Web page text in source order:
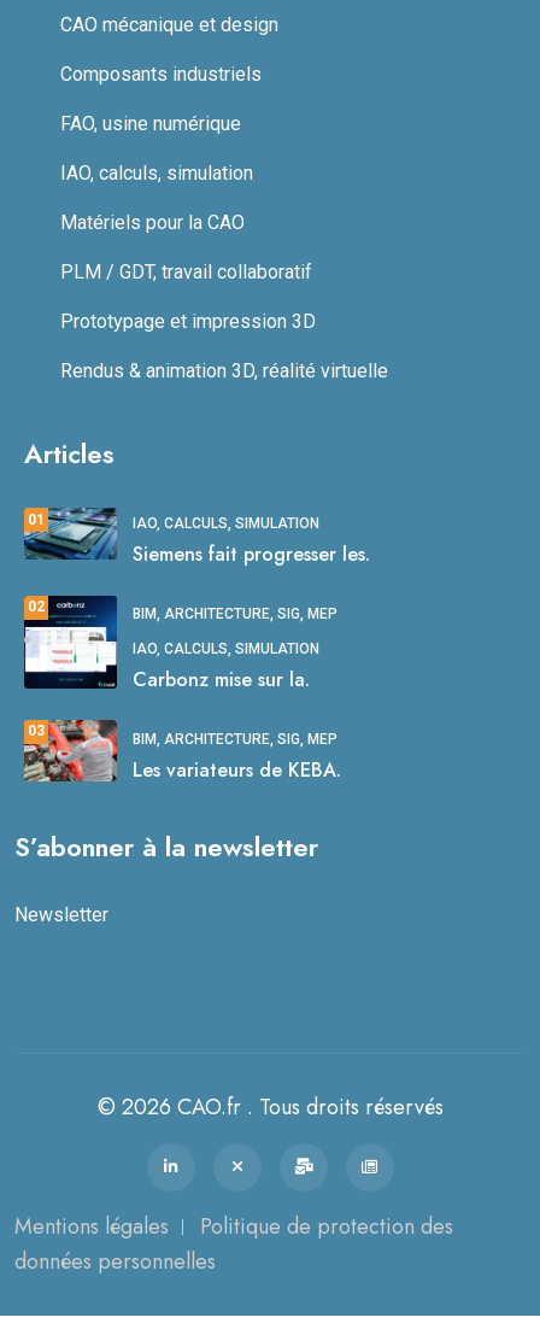
CAO mécanique et design
Composants industriels
FAO, usine numérique
IAO, calculs, simulation
Matériels pour la CAO
PLM / GDT, travail collaboratif
Prototypage et impression 3D
Rendus & animation 3D, réalité virtuelle
Articles
01 IAO, CALCULS, SIMULATION
Siemens fait progresser les.
02 BIM, ARCHITECTURE, SIG, MEP
IAO, CALCULS, SIMULATION
Carbonz mise sur la.
03 BIM, ARCHITECTURE, SIG, MEP
Les variateurs de KEBA.
S’abonner à la newsletter
Newsletter
© 2026 CAO.fr . Tous droits réservés
Mentions légales
Politique de protection des
données personnelles